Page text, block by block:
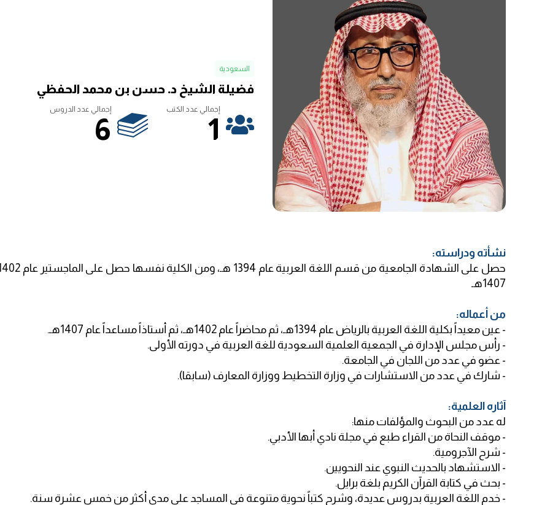
السعودية
فضيلة الشيخ د. حسن بن محمد الحفظي
إجمالي عدد الكتب
1
إجمالي عدد الدروس
6
نشأته ودراسته:
1407هـ
من أعماله:
- عين معيداً بكلية اللغة العربية بالرياض عام 1394هـ، ثم محاضراً عام 1402هـ، ثم أستاذاً مساعداً عام 1407هـ.
- رأس مجلس الإدارة في الجمعية العلمية السعودية للغة العربية في دورته الأولى.
- عضو في عدد من اللجان في الجامعة.
- شارك في عدد من الاستشارات في وزارة التخطيط ووزارة المعارف (سابقا).
آثاره العلمية:
له عدد من البحوث والمؤلفات منها:
- موقف النحاة من القراء طبع في مجلة نادي أبها الأدبي.
- شرح الآجرومية.
- الاستشهاد بالحديث النبوي عند النحويين.
- بحث في كتابة القرآن الكريم بلغة برايل.
- خدم اللغة العربية بدروس عديدة، وشرح كتباً نحوية متنوعة في المساجد على مدى أكثر من خمس عشرة سنة.